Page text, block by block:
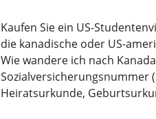
Kaufen Sie ein US-
die kanadische oder US-
Wie wandere ich nach
Sozialversicherungsnummer
Heiratsurkunde,